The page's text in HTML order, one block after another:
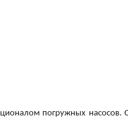
погружных насосов.